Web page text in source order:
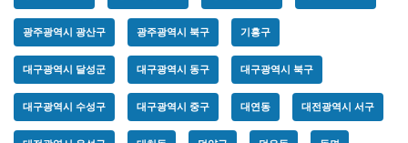
광주광역시 광산구 광주광역시 북구 기흥구
대구광역시 달성군 대구광역시 동구 대구광역시 북구
대구광역시 수성구 대구광역시 중구 대연동 대전광역시 서구